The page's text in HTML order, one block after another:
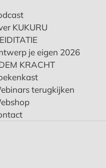
KUKURU
je eigen 2026
KRACHT
terugkijken